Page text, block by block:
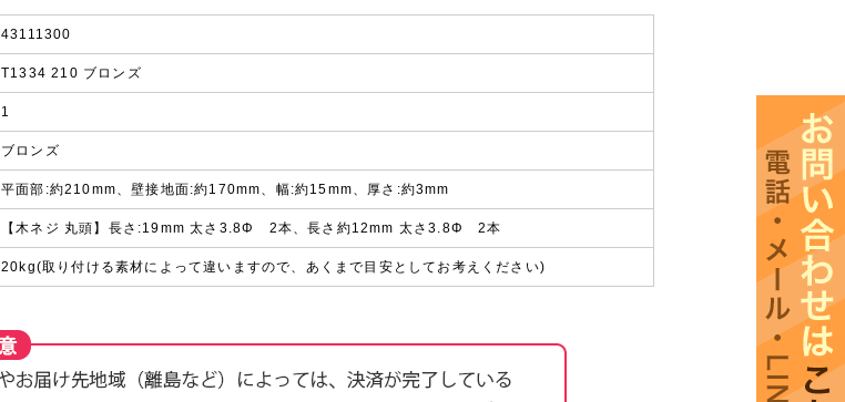
43111300
T1334 210 ブロンズ
1
ブロンズ
平面部:約210mm、壁接地面:約170mm、幅:約15mm、厚さ:約3mm
【木ネジ 丸頭】長さ:19mm 太さ3.8Φ 2本、長さ約12mm 太さ3.8Φ 2本
20kg(取り付ける素材によって違いますので、あくまで目安としてお考えください)